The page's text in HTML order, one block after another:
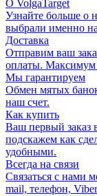
О VolgaTarget
Узнайте больше о
выбрали именно
Доставка
Отправим ваш
оплаты.
Мы гарантируем
Обмен мятых
наш счет.
Как купить
Ваш первый заказ
подскажем как
удобными.
Всегда на связи
Связаться с нами
mail, телефон,